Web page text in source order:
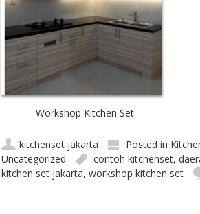
Workshop Kitchen Set
kitchenset jakarta Posted in
Uncategorized
contoh kitchenset,
kitchen set jakarta, workshop kitchen set